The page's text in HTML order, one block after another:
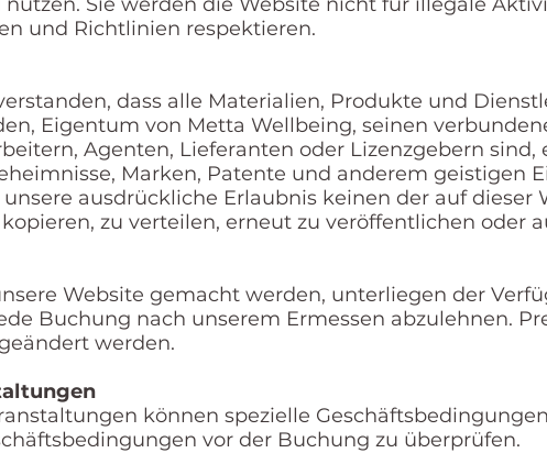
und Richtlinien respektieren.
dass alle Materialien, Produkte und
Eigentum von Metta Wellbeing, seinen
Agenten, Lieferanten oder Lizenzgebern sind,
Marken, Patente und anderem geistigen
ausdrückliche Erlaubnis keinen der auf dieser
zu verteilen, erneut zu veröffentlichen oder
Website gemacht werden, unterliegen der
Buchung nach unserem Ermessen abzulehnen.
werden.
können spezielle
vor der Buchung zu überprüfen.